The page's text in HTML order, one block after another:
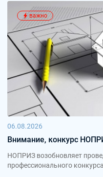
важно
06.08.2026
Внимание, конкурс
НОПРИЗ возобновляет
профессионального